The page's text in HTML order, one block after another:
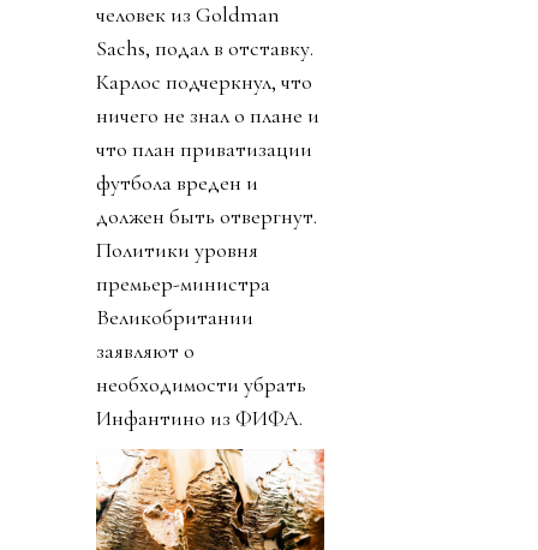
человек из Goldman
Sachs, подал в отставку.
Карлос подчеркнул, что
ничего не знал о плане и
что план приватизации
футбола вреден и
должен быть отвергнут.
Политики уровня
премьер-министра
Великобритании
заявляют о
необходимости убрать
Инфантино из ФИФА.